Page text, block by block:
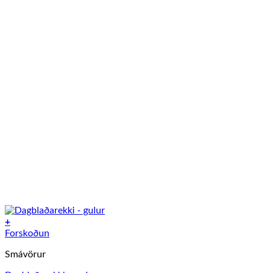
+
Forskoðun
Smávörur